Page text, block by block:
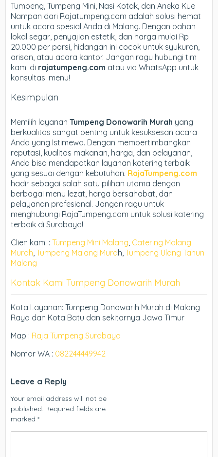
Tumpeng, Tumpeng Mini, Nasi Kotak, dan Aneka Kue
Nampan dari Rajatumpeng.com adalah solusi hemat
untuk acara spesial Anda di Malang. Dengan bahan
lokal segar, penyajian estetik, dan harga mulai Rp
20.000 per porsi, hidangan ini cocok untuk syukuran,
arisan, atau acara kantor. Jangan ragu hubungi tim
kami di rajatumpeng.com atau via WhatsApp untuk
konsultasi menu!
Kesimpulan
Memilih layananTumpeng Donowarih Murah yang
berkualitas sangat penting untuk kesuksesan acara
Anda yang Istimewa. Dengan mempertimbangkan
reputasi, kualitas makanan, harga, dan pelayanan,
Anda bisa mendapatkan layanan katering terbaik
yang sesuai dengan kebutuhan. RajaTumpeng.com
hadir sebagai salah satu pilihan utama dengan
berbagai menu lezat, harga bersahabat, dan
pelayanan profesional. Jangan ragu untuk
menghubungi RajaTumpeng.com untuk solusi katering
terbaik di Surabaya!
Clien kami :Tumpeng Mini Malang Catering Malang
Murah ,Tumpeng Malang Murah,Tumpeng Ulang Tahun
Malang
Kontak Kami Tumpeng Donowarih Murah
Kota Layanan: Tumpeng Donowarih Murah di Malang
Raya dan Kota Batu dan sekitarnya Jawa Timur
Map : Raja Tumpeng Surabaya
Nomor WA : 082244449942
Leave a Reply
Your email address will not be
published. Required fields are
marked*